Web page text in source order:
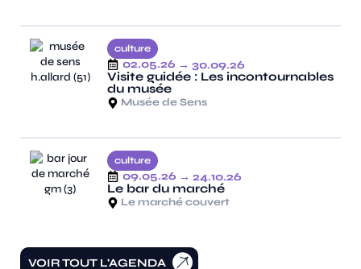
culture
02.05.26 → 30.09.26
Visite guidée : Les incontournables
du musée
Musée de Sens
culture
09.05.26 → 24.10.26
Le bar du marché
Le marché couvert
VOIR TOUT L'AGENDA